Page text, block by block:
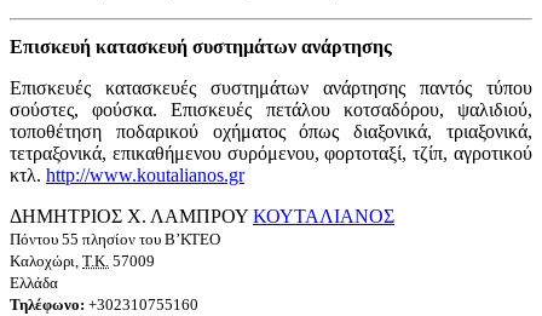
Επισκευή κατασκευή συστημάτων ανάρτησης
Επισκευές κατασκευές συστημάτων ανάρτησης παντός τύπου
σούστες, φούσκα. Επισκευές πετάλου κοτσαδόρου, ψαλιδιού,
τοποθέτηση ποδαρικού οχήματος όπως διαξονικά, τριαξονικά,
τετραξονικά, επικαθήμενου συρόμενου, φορτοταξί, τζίπ, αγροτικού
κτλ. http://www.koutalianos.gr
ΔΗΜΗΤΡΙΟΣ Χ. ΛΑΜΠΡΟΥ ΚΟΥΤΑΛΙΑΝΟΣ
Πόντου 55 πλησίον του Β’ΚΤΕΟ
Καλοχώρι, Τ.Κ. 57009
Ελλάδα
Τηλέφωνο: +302310755160